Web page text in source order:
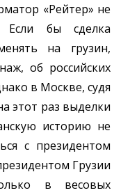
«Рейтер» не
бы сделка
на грузин,
об российских
в Москве, судя
этот раз выделки
историю не
с президентом
Грузии
в весовых